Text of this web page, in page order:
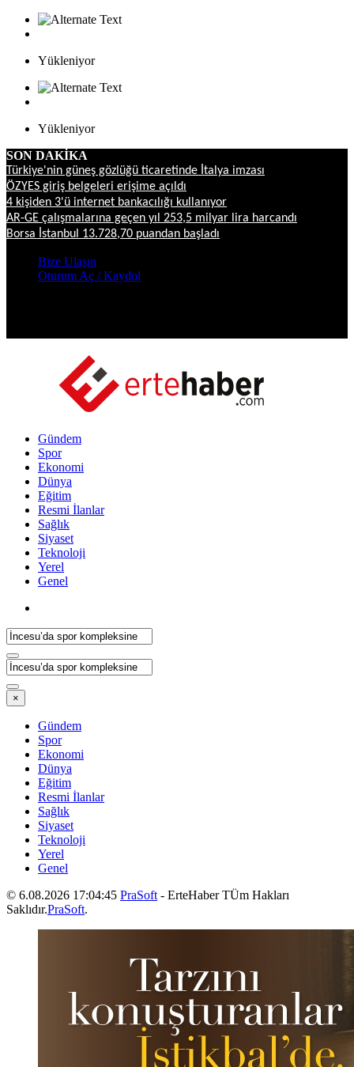
Yükleniyor
Yükleniyor
SON DAKİKA
Türkiye'nin güneş gözlüğü ticaretinde İtalya imzası
ÖZYES giriş belgeleri erişime açıldı
4 kişiden 3'ü internet bankacılığı kullanıyor
AR-GE çalışmalarına geçen yıl 253,5 milyar lira harcandı
Borsa İstanbul 13.728,70 puandan başladı
Bize Ulaşın
Oturum Aç / Kaydol
Gündem
Spor
Ekonomi
Dünya
Eğitim
Resmi İlanlar
Sağlık
Siyaset
Teknoloji
Yerel
Genel
×
Gündem
Spor
Ekonomi
Dünya
Eğitim
Resmi İlanlar
Sağlık
Siyaset
Teknoloji
Yerel
Genel
© 6.08.2026 17:04:45 PraSoft - ErteHaber TÜm Hakları
Saklıdır.PraSoft.